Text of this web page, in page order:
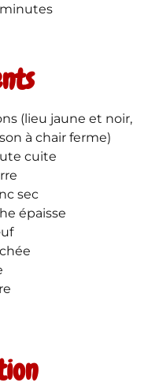
(lieu jaune et noir,
à chair ferme)
cuite
sec
épaisse